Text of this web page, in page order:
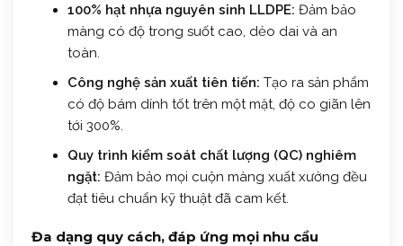
100% hạt nhựa nguyên sinh LLDPE: Đảm bảo
màng có độ trong suốt cao, dẻo dai và an
toàn.
Công nghệ sản xuất tiên tiến: Tạo ra sản phẩm
có độ bám dính tốt trên một mặt, độ co giãn lên
tới 300%.
Quy trình kiểm soát chất lượng (QC) nghiêm
ngặt: Đảm bảo mọi cuộn màng xuất xưởng đều
đạt tiêu chuẩn kỹ thuật đã cam kết.
Đa dạng quy cách, đáp ứng mọi nhu cầu